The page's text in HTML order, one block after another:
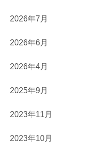
2026年7月
2026年6月
2026年4月
2025年9月
2023年11月
2023年10月